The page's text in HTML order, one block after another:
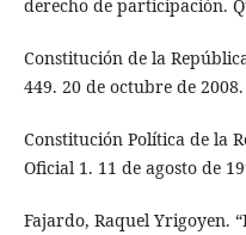
derecho de participación.
Constitución de la
449. 20 de octubre de 2008.
Constitución Política de la
Oficial 1. 11 de agosto de
Fajardo, Raquel Yrigoyen.